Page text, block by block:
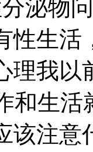
泌物
性生活
理我以
和生
该注意